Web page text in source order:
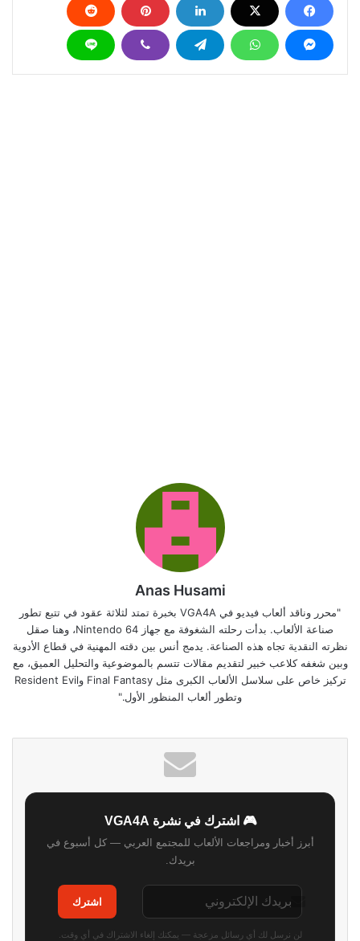
Anas Husami
"محرر وناقد ألعاب فيديو في VGA4A بخبرة تمتد لثلاثة عقود في تتبع تطور
صناعة الألعاب. بدأت رحلته الشغوفة مع جهاز Nintendo 64، وهنا صقل
نظرته النقدية تجاه هذه الصناعة. يدمج أنس بين دقته المهنية في قطاع الأدوية
وبين شغفه كلاعب خبير لتقديم مقالات تتسم بالموضوعية والتحليل العميق، مع
تركيز خاص على سلاسل الألعاب الكبرى مثل Final Fantasy وResident Evil
وتطور ألعاب المنظور الأول."
🎮 اشترك في نشرة VGA4A
أبرز أخبار ومراجعات الألعاب للمجتمع العربي — كل أسبوع في
بريدك.
اشترك
لن نرسل لك أي رسائل مزعجة — يمكنك إلغاء الاشتراك في أي وقت.